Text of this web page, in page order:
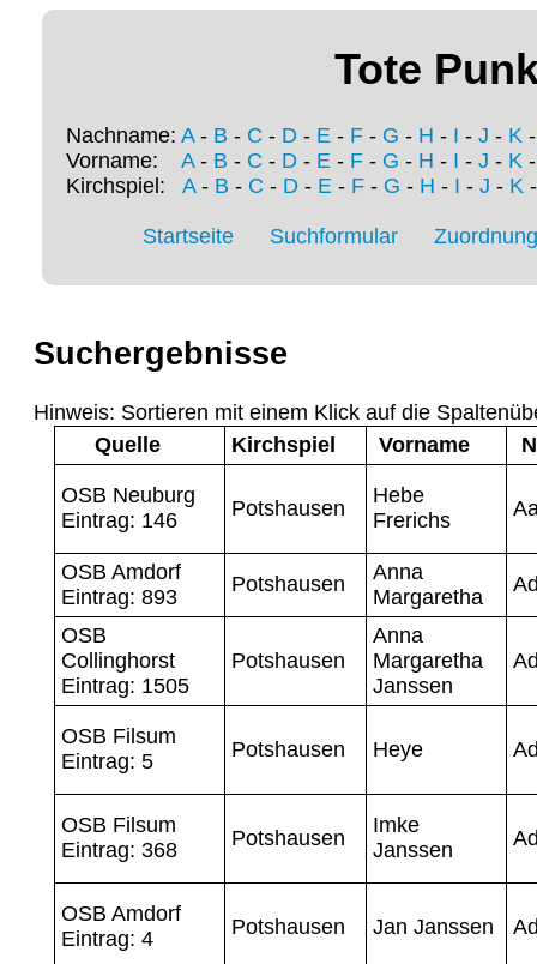
Tote
Nachname: A- B - C - D - E - F - G - H - I - J - K
Vorname: A- B - C - D - E - F - G - H - I - J - K
Kirchspiel: A- B - C - D- E- F- G - H - I - J - K
Startseite Suchformular
Suchergebnisse
Hinweis: Sortieren mit einem Klick auf die
Quelle
Kirchspiel Vorname
OSB Neuburg
Eintrag: 146
Potshausen
Hebe
Frerichs
OSB Amdorf
Eintrag: 893
Potshausen
Anna
Margaretha
OSB
Collinghorst
Eintrag: 1505
Potshausen
Anna
Margaretha
Janssen
OSB Filsum
Eintrag: 5
Potshausen Heye
OSB Filsum
Eintrag: 368
Potshausen
Imke
Janssen
OSB Amdorf
Eintrag: 4
Potshausen Jan Janssen